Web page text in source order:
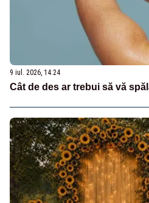
9 iul. 2026, 14:24
Cât de des ar trebui să vă